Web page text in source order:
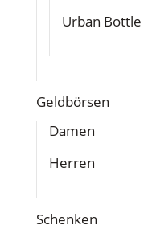
Urban Bottle
Geldbörsen
Damen
Herren
Schenken